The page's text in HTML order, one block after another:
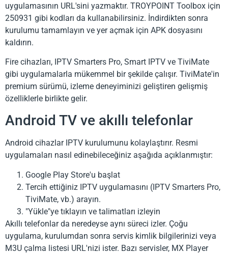
uygulamasının URL'sini yazmaktır. TROYPOINT Toolbox için
250931 gibi kodları da kullanabilirsiniz. İndirdikten sonra
kurulumu tamamlayın ve yer açmak için APK dosyasını
kaldırın.
Fire cihazları, IPTV Smarters Pro, Smart IPTV ve TiviMate
gibi uygulamalarla mükemmel bir şekilde çalışır. TiviMate'in
premium sürümü, izleme deneyiminizi geliştiren gelişmiş
özelliklerle birlikte gelir.
Android TV ve akıllı telefonlar
Android cihazlar IPTV kurulumunu kolaylaştırır. Resmi
uygulamaları nasıl edinebileceğiniz aşağıda açıklanmıştır:
Google Play Store'u başlat
Tercih ettiğiniz IPTV uygulamasını (IPTV Smarters Pro,
TiviMate, vb.) arayın.
"Yükle"ye tıklayın ve talimatları izleyin
Akıllı telefonlar da neredeyse aynı süreci izler. Çoğu
uygulama, kurulumdan sonra servis kimlik bilgilerinizi veya
M3U çalma listesi URL'nizi ister. Bazı servisler, MX Player